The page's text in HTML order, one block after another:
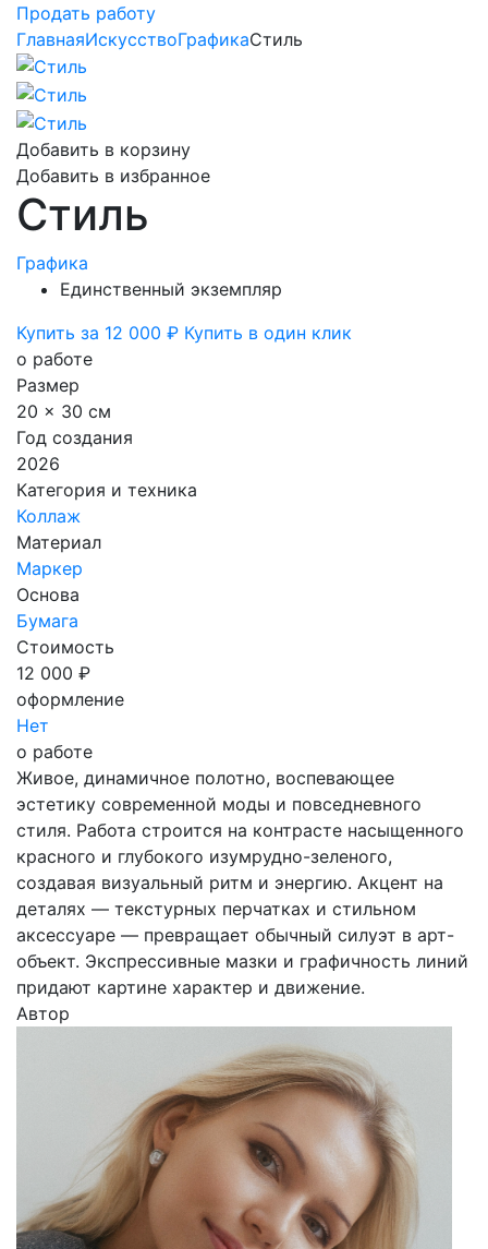
Продать работу
ГлавнаяИскусствоГрафикаСтиль
Добавить в корзину
Добавить в избранное
Стиль
Графика
Единственный экземпляр
Купить за 12 000 ₽ Купить в один клик
о работе
Размер
20 x 30 см
Год создания
2026
Категория и техника
Коллаж
Материал
Маркер
Основа
Бумага
Стоимость
12 000 ₽
оформление
Нет
о работе
Живое, динамичное полотно, воспевающее
эстетику современной моды и повседневного
стиля. Работа строится на контрасте насыщенного
красного и глубокого изумрудно-зеленого,
создавая визуальный ритм и энергию. Акцент на
деталях — текстурных перчатках и стильном
аксессуаре — превращает обычный силуэт в арт-
объект. Экспрессивные мазки и графичность линий
придают картине характер и движение.
Автор